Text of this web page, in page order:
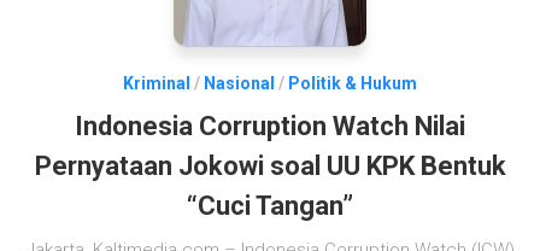
Kriminal / Nasional / Politik & Hukum
Indonesia Corruption Watch Nilai
Pernyataan Jokowi soal UU KPK Bentuk
“Cuci Tangan”